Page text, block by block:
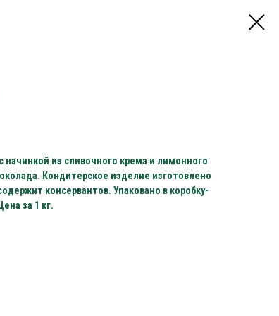
начинкой из сливочного крема и лимонного
Кондитерское изделие изготовлено
консервантов. Упаковано в коробку-
за 1 кг.